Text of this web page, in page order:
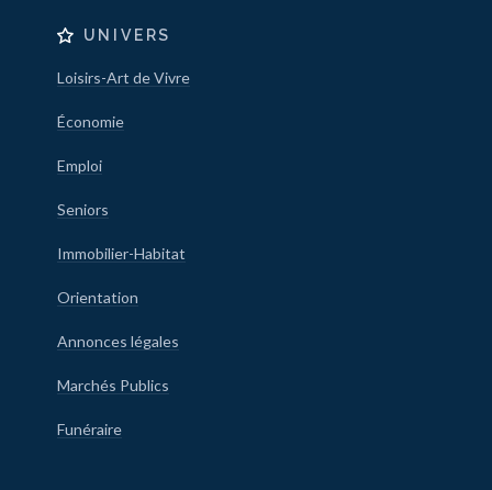
UNIVERS
Loisirs-Art de Vivre
Économie
Emploi
Seniors
Immobilier-Habitat
Orientation
Annonces légales
Marchés Publics
Funéraire